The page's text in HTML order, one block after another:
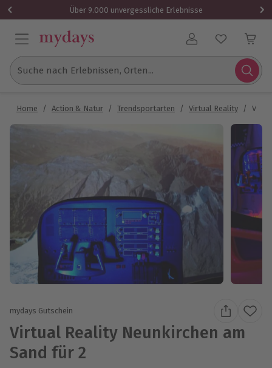
Über 9.000 unvergessliche Erlebnisse
Benutzerkonto
Suche nach Erlebnissen, Orten...
Home / Action & Natur / Trendsportarten / Virtual Reality /
mydays Gutschein
Virtual Reality Neunkirchen am
Sand für 2